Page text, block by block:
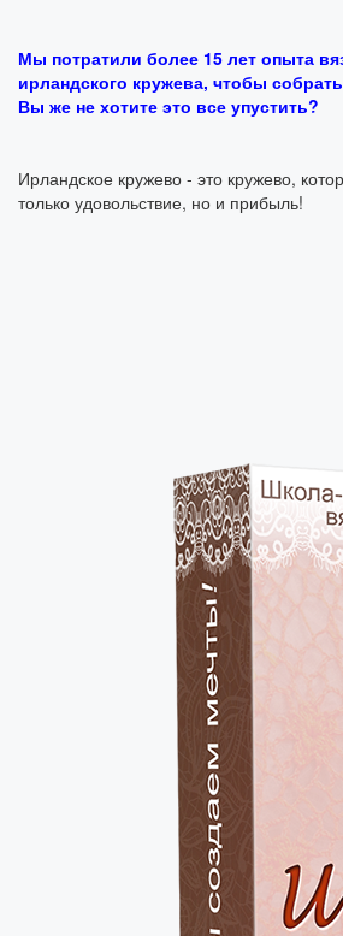
Мы потратили более 15 лет опыта
ирландского кружева, чтобы
Вы же не хотите это все упустить?
Ирландское кружево - это кружево,
только удовольствие, но и прибыль!